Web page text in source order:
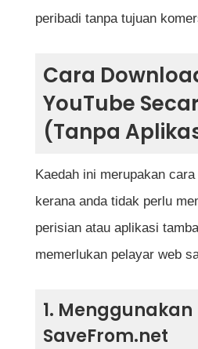
Bolehkah saya memuat
Adakah video yang
tamat tempoh selepas
Mengapa sesetengah
Bolehkah saya muat
terus daripada aplikasi
Adakah saya perlukan
Mengapa video yang
peribadi tanpa tujuan
Cara
YouTube
(Tanpa
Kaedah ini merupakan
kerana anda tidak perlu
perisian atau aplikasi
memerlukan pelayar web
1. Menggunakan
SaveFrom.net